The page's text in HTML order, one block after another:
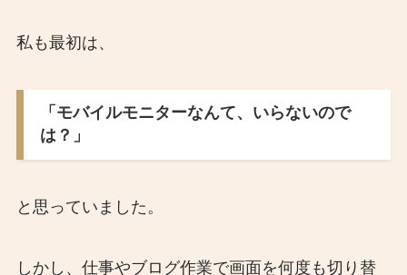
私も最初は、
「モバイルモニターなんて、いらないので
は？」
と思っていました。
しかし、仕事やブログ作業で画面を何度も切り替